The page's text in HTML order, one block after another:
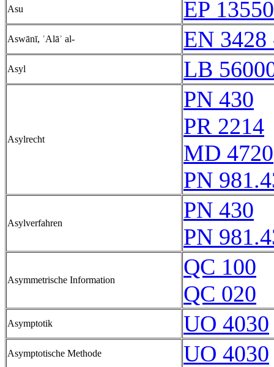
Asu EP
Aswānī, ʿAlāʾ al- EN
Asyl LB
Asylrecht
PN 430
PR 2214
MD 4720
PN
Asylverfahren
PN 430
PN
Asymmetrische Information
QC 100
QC 020
Asymptotik UO 4030
Asymptotische Methode UO 4030